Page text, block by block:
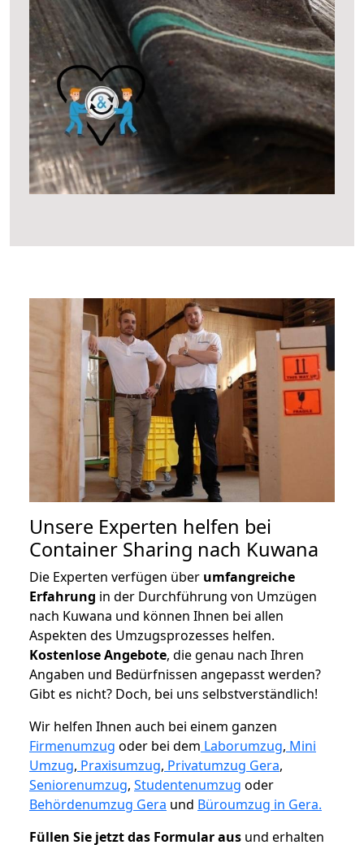
Unsere Experten helfen bei
Container Sharing nach Kuwana
Die Experten verfügen über umfangreiche
Erfahrung in der Durchführung von Umzügen
nach Kuwana und können Ihnen bei allen
Aspekten des Umzugsprozesses helfen.
Kostenlose Angebote, die genau nach Ihren
Angaben und Bedürfnissen angepasst werden?
Gibt es nicht? Doch, bei uns selbstverständlich!
Wir helfen Ihnen auch bei einem ganzen
Firmenumzug oder bei dem Laborumzug, Mini
Umzug, Praxisumzug, Privatumzug Gera,
Seniorenumzug, Studentenumzug oder
Behördenumzug Gera und Büroumzug in Gera.
Füllen Sie jetzt das Formular aus und erhalten